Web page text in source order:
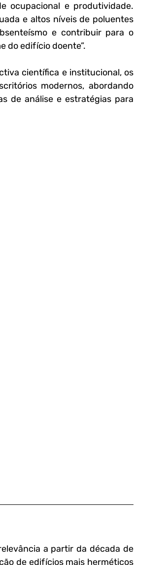
ocupacional e produtividade.
e altos níveis de poluentes
e contribuir para o
do edifício doente”.
científica e institucional, os
modernos, abordando
de análise e estratégias para
a partir da década de
de edifícios mais herméticos